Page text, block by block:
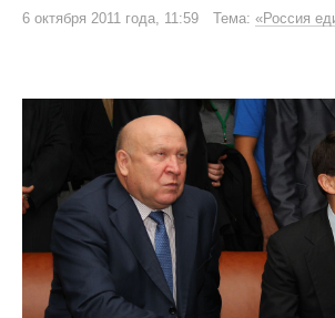
6 октября 2011 года, 11:59 Тема: «Россия